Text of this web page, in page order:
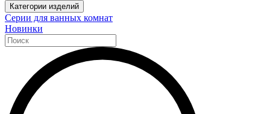
Категории изделий
Серии для ванных комнат
Новинки